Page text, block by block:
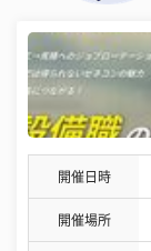
開催日時
開催場所